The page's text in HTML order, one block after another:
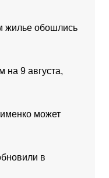
жилье обошлись
на 9 августа,
может
в